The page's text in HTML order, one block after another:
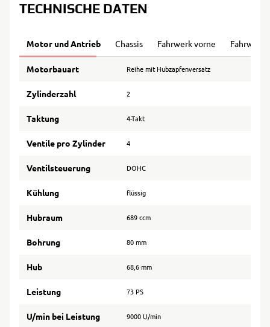
TECHNISCHE DATEN
Motor und Antrieb Chassis Fahrwerk vorne Fahrwerk
Motorbauart Reihe mit Hubzapfenversatz
Zylinderzahl 2
Taktung 4-Takt
Ventile pro Zylinder 4
Ventilsteuerung DOHC
Kühlung flüssig
Hubraum 689 ccm
Bohrung 80 mm
Hub 68,6 mm
Leistung 73 PS
U/min bei Leistung 9000 U/min